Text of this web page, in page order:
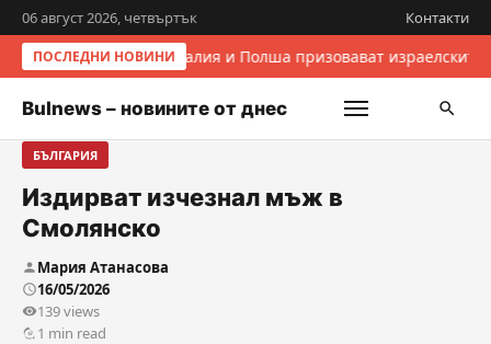
06 август 2026, четвъртък Контакти
ПОСЛЕДНИ НОВИНИИталия и Полша призовават
Bulnews – новините от днес
БЪЛГАРИЯ
Издирват изчезнал мъж в
Смолянско
Мария Атанасова
16/05/2026
139 views
1 min read